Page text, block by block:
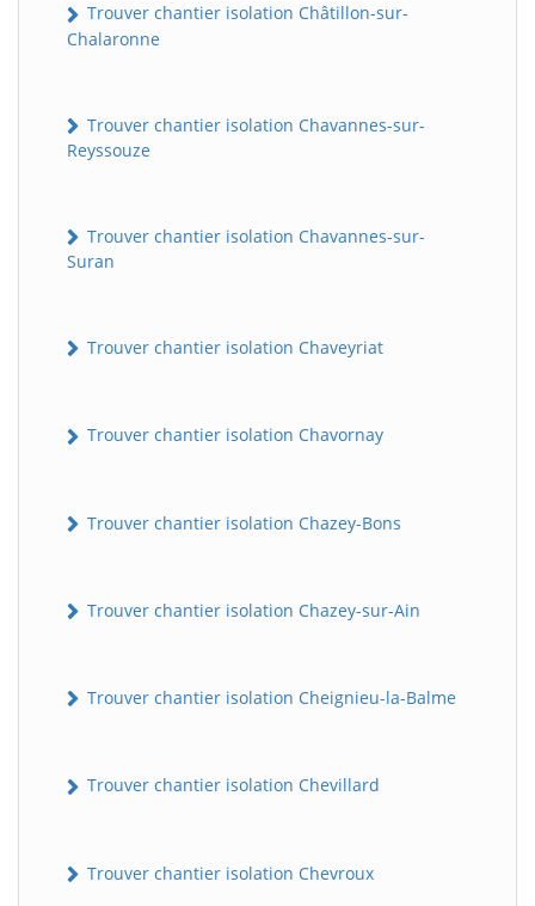
Trouver chantier isolation Châtillon-sur-
Chalaronne
Trouver chantier isolation Chavannes-sur-
Reyssouze
Trouver chantier isolation Chavannes-sur-
Suran
Trouver chantier isolation Chaveyriat
Trouver chantier isolation Chavornay
Trouver chantier isolation Chazey-Bons
Trouver chantier isolation Chazey-sur-Ain
Trouver chantier isolation Cheignieu-la-Balme
Trouver chantier isolation Chevillard
Trouver chantier isolation Chevroux